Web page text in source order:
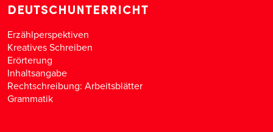
DEUTSCHUNTERRICHT
Erzählperspektiven
Kreatives Schreiben
Erörterung
Inhaltsangabe
Rechtschreibung: Arbeitsblätter
Grammatik